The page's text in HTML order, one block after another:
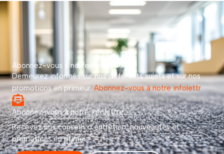
Abonnez-vous à notre infolettre
Demeurez informés sur nos différents sujets et sur nos
promotions en primeur. Abonnez-vous à notre infolettr
Abonnez-vous à notre infolettre
Recevez nos conseils d’entretien, nouveautés et
promotions en primeur.